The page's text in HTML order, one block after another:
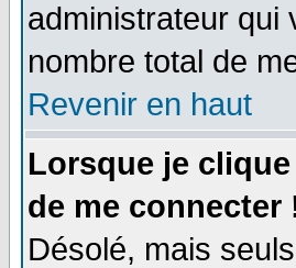
administrateur qui
nombre total de
Revenir en haut
Lorsque je
de me connecter
Désolé, mais